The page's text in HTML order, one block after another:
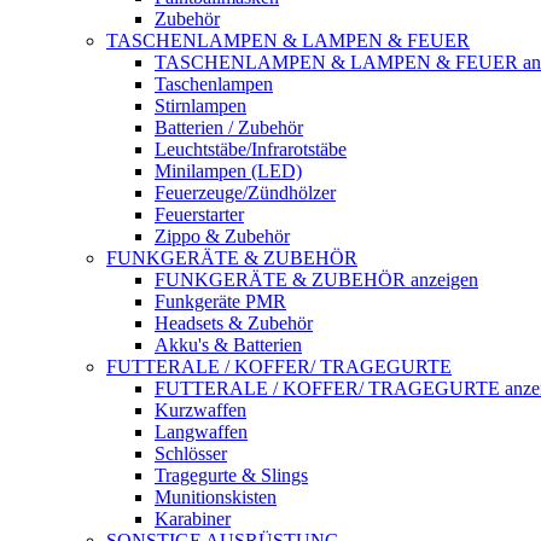
Zubehör
TASCHENLAMPEN & LAMPEN & FEUER
TASCHENLAMPEN & LAMPEN & FEUER
Taschenlampen
Stirnlampen
Batterien / Zubehör
Leuchtstäbe/Infrarotstäbe
Minilampen (LED)
Feuerzeuge/Zündhölzer
Feuerstarter
Zippo & Zubehör
FUNKGERÄTE & ZUBEHÖR
FUNKGERÄTE & ZUBEHÖR anzeigen
Funkgeräte PMR
Headsets & Zubehör
Akku's & Batterien
FUTTERALE / KOFFER/ TRAGEGURTE
FUTTERALE / KOFFER/ TRAGEGURTE
Kurzwaffen
Langwaffen
Schlösser
Tragegurte & Slings
Munitionskisten
Karabiner